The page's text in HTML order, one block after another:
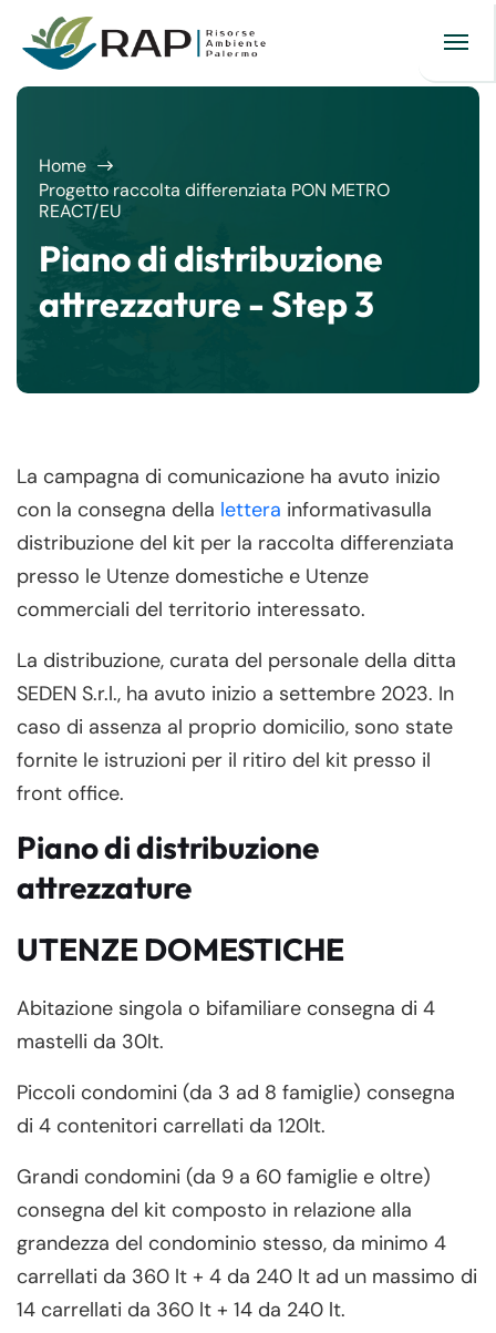
Home
Progetto raccolta differenziata PON METRO
REACT/EU
Piano di distribuzione
attrezzature - Step 3
La campagna di comunicazione ha avuto inizio
con la consegna della lettera informativasulla
distribuzione del kit per la raccolta differenziata
presso le Utenze domestiche e Utenze
commerciali del territorio interessato.
La distribuzione, curata del personale della ditta
SEDEN S.r.l., ha avuto inizio a settembre 2023. In
caso di assenza al proprio domicilio, sono state
fornite le istruzioni per il ritiro del kit presso il
front office.
Piano di distribuzione
attrezzature
UTENZE DOMESTICHE
Abitazione singola o bifamiliare consegna di 4
mastelli da 30lt.
Piccoli condomini (da 3 ad 8 famiglie) consegna
di 4 contenitori carrellati da 120lt.
Grandi condomini (da 9 a 60 famiglie e oltre)
consegna del kit composto in relazione alla
grandezza del condominio stesso, da minimo 4
carrellati da 360 lt + 4 da 240 lt ad un massimo di
14 carrellati da 360 lt + 14 da 240 lt.